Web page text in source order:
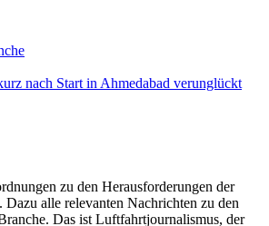
nach Start in Ahmedabad verunglückt
zu den Herausforderungen der
alle relevanten Nachrichten zu den
Das ist Luftfahrtjournalismus, der